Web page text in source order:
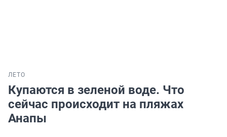
ЛЕТО
Купаются в зеленой воде. Что
сейчас происходит на пляжах
Анапы